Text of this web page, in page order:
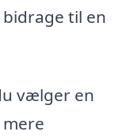
til en
vælger en